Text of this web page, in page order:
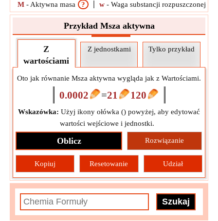
M - Aktywna masa ? w - Waga substancji rozpuszczonej
Przykład Msza aktywna
Z
wartościami
Z jednostkami Tylko przykład
Oto jak równanie Msza aktywna wygląda jak z Wartościami.
0.0002 =21 120
Wskazówka: Użyj ikony ołówka () powyżej, aby edytować
wartości wejściowe i jednostki.
Oblicz Rozwiązanie
Kopiuj Resetowanie Udział